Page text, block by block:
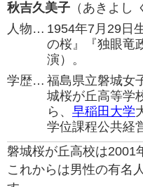
秋吉久美子 （あきよし
人物… 1954年7月29日
の桜』『独眼竜
演）。
学歴… 福島県立磐城女
城桜が丘高等学
ら、 早稲田大学
学位課程公共経
磐城桜が丘高校は2001
これからは男性の有名